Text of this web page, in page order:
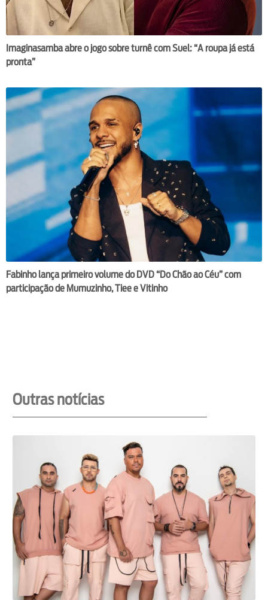
Imaginasamba abre o jogo sobre turnê com Suel: “A roupa já está
pronta”
Fabinho lança primeiro volume do DVD “Do Chão ao Céu” com
participação de Mumuzinho, Tiee e Vitinho
Outras notícias